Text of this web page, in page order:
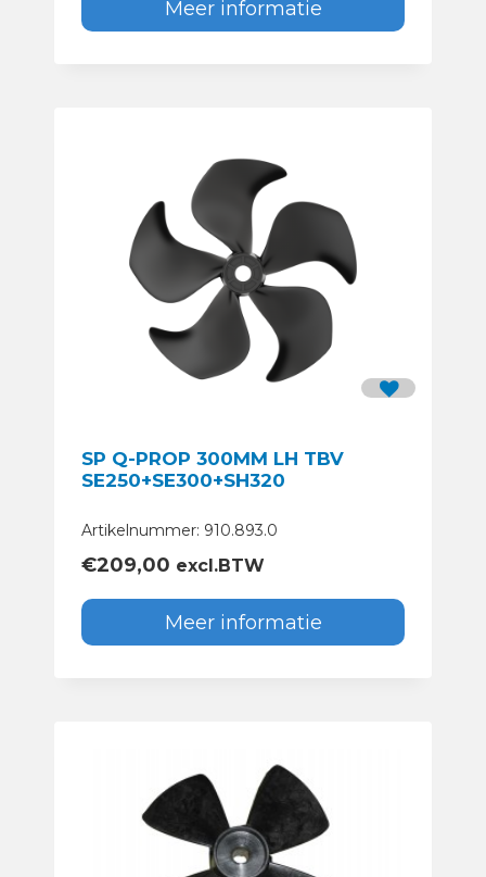
Meer informatie
SP Q-PROP 300MM LH TBV
SE250+SE300+SH320
Artikelnummer: 910.893.0
€209,00 excl.BTW
Meer informatie